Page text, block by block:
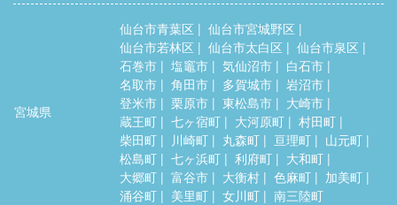
宮城県
仙台市青葉区
仙台市宮城野区
仙台市若林区
仙台市太白区
仙台市泉区
石巻市
塩竈市 気仙沼市
白石市
名取市
角田市 多賀城市
岩沼市
登米市
栗原市 東松島市
大崎市
蔵王町
七ヶ宿町 大河原町
村田町
柴田町
川崎町 丸森町 亘理町
山元町
松島町
七ヶ浜町 利府町
大和町
大郷町
富谷市 大衡村 色麻町
加美町
涌谷町
美里町 女川町
南三陸町